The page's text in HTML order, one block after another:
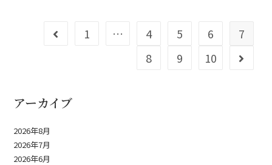
1 … 4 5 6
7
8
9 10
アーカイブ
2026年8月
2026年7月
2026年6月